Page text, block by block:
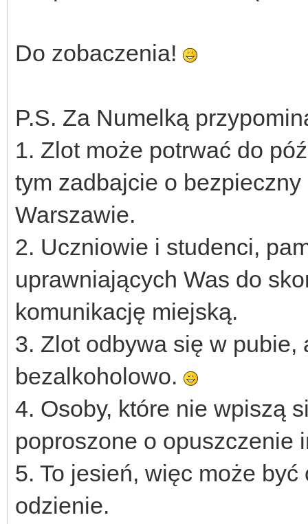
Do zobaczenia!
P.S. Za Numelką
1. Zlot może potrwać do
tym zadbajcie o
Warszawie.
2. Uczniowie i studenci,
uprawniających Was do
komunikację miejską.
3. Zlot odbywa się w pubie,
bezalkoholowo.
4. Osoby, które nie wpiszą
poproszone o opuszczenie
5. To jesień, więc może
odzienie.